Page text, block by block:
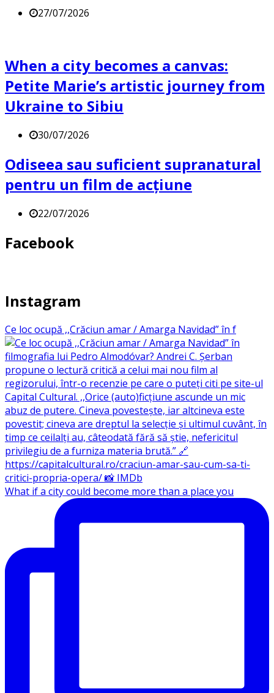
27/07/2026
When a city becomes a canvas:
Petite Marie’s artistic journey from
Ukraine to Sibiu
30/07/2026
Odiseea sau suficient supranatural
pentru un film de acțiune
22/07/2026
Facebook
Instagram
Ce loc ocupă ,,Crăciun amar / Amarga Navidad” în f
What if a city could become more than a place you